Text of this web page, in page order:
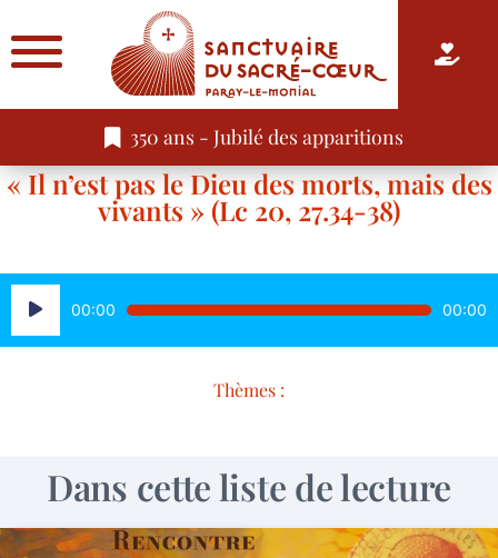
350 ans - Jubilé des apparitions
« Il n’est pas le Dieu des morts, mais des
vivants » (Lc 20, 27.34-38)
audio
00:00 00:00
Thèmes :
Dans cette liste de lecture